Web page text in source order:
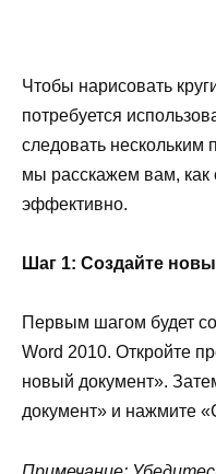
Чтобы нарисовать
потребуется
следовать нескольким
мы расскажем вам, как
эффективно.
Шаг 1: Создайте
Первым шагом будет
Word 2010. Откройте
новый документ».
документ» и нажмите